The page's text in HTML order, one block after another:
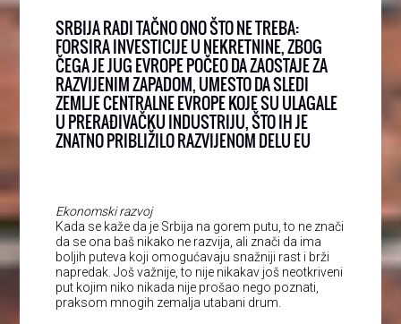
SRBIJA RADI TAČNO ONO ŠTO NE TREBA:
FORSIRA INVESTICIJE U NEKRETNINE, ZBOG
ČEGA JE JUG EVROPE POČEO DA ZAOSTAJE ZA
RAZVIJENIM ZAPADOM, UMESTO DA SLEDI
ZEMLJE CENTRALNE EVROPE KOJE SU ULAGALE
U PRERAĐIVAČKU INDUSTRIJU, ŠTO IH JE
ZNATNO PRIBLIŽILO RAZVIJENOM DELU EU
Ekonomski razvoj
Kada se kaže da je Srbija na gorem putu, to ne znači
da se ona baš nikako ne razvija, ali znači da ima
boljih puteva koji omogućavaju snažniji rast i brži
napredak. Još važnije, to nije nikakav još neotkriveni
put kojim niko nikada nije prošao nego poznati,
praksom mnogih zemalja utabani drum.